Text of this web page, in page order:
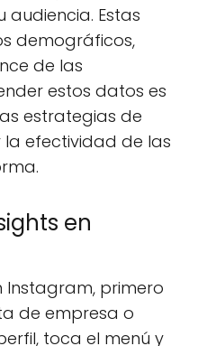
Estas
demográficos,
de las
estos datos es
estrategias de
efectividad de las
en
Instagram, primero
de empresa o
toca el menú y